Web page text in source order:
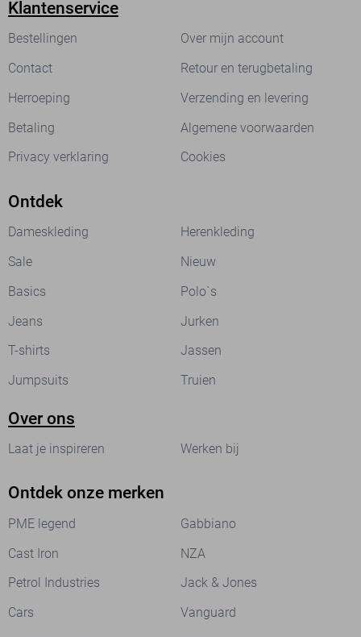
Klantenservice
Bestellingen
Over mijn account
Contact
Retour en terugbetaling
Herroeping
Verzending en levering
Betaling
Algemene voorwaarden
Privacy verklaring
Cookies
Ontdek
Dameskleding
Herenkleding
Sale
Nieuw
Basics
Polo`s
Jeans
Jurken
T-shirts
Jassen
Jumpsuits
Truien
Over ons
Laat je inspireren Werken bij
Ontdek onze merken
PME legend
Gabbiano
Cast Iron
NZA
Petrol Industries
Jack & Jones
Cars
Vanguard